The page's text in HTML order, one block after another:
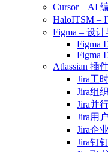
Cursor – AI
HaloITSM –
Figma – 设
Figma
Figma
Atlassian 插
Jira工
Jira组
Jira并
Jira用
Jira企
Jira钉